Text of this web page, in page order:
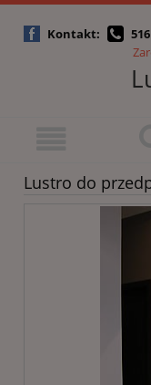
Kontakt:
Lustro do